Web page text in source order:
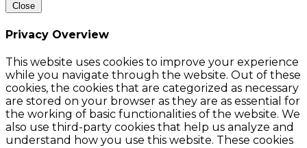
Close
Privacy Overview
This website uses cookies to improve your experience
while you navigate through the website. Out of these
cookies, the cookies that are categorized as necessary
are stored on your browser as they are as essential for
the working of basic functionalities of the website. We
also use third-party cookies that help us analyze and
understand how you use this website. These cookies